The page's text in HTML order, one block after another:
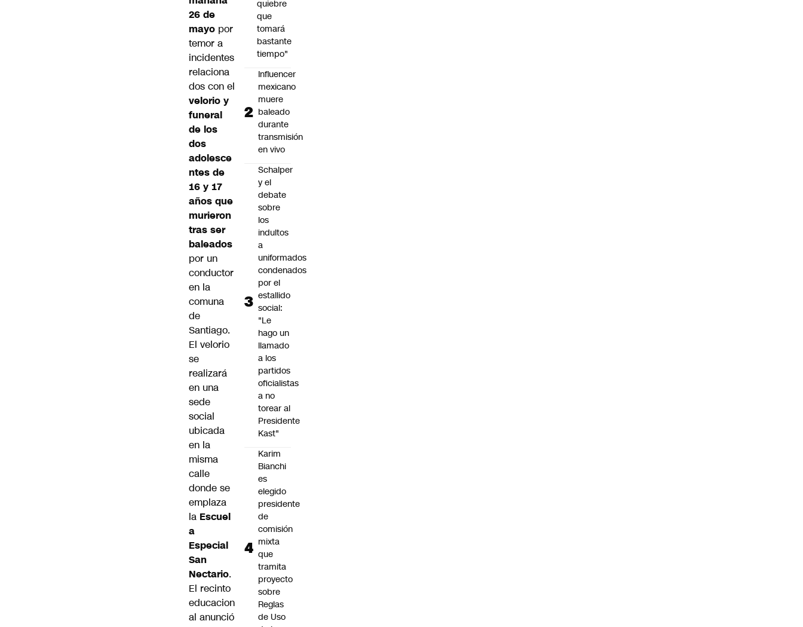
26 de
mayo por
temor a
incidentes
relaciona
dos con el
velorio y
funeral
de los
dos
adolesce
ntes de
16 y 17
años que
murieron
tras ser
baleados
por un
conductor
en la
comuna
de
Santiago.
El velorio
se
realizará
en una
sede
social
ubicada
en la
misma
calle
donde se
emplaza
la Escuel
a
Especial
San
Nectario.
El recinto
educacion
al anunció
quiebre
que
tomará
bastante
tiempo"
Influencer
mexicano
muere
baleado
durante
transmisión
en vivo
Schalper
y el
debate
sobre
los
indultos
a
uniformados
condenados
por el
estallido
social:
"Le
hago un
llamado
a los
partidos
oficialistas
a no
torear al
Presidente
Kast"
Karim
Bianchi
es
elegido
presidente
de
comisión
mixta
que
tramita
proyecto
sobre
Reglas
de Uso